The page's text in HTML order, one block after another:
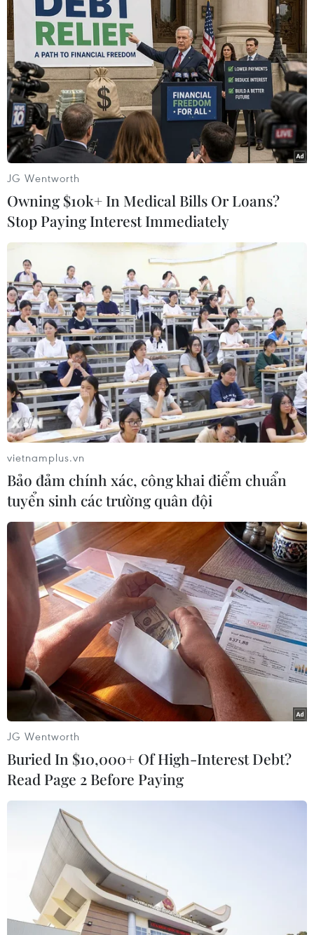
Thông tin mới về vụ nổ mỏ quặng sắt kinh
hoàng ở Trung Quốc
05/06/2018 15:24
Khu mỏ thuộc quản lý của Tập đoàn Than quốc gia của
Trung Quốc. Theo thông tin, một số nạn nhân bị mắc kẹt
đã liên lạc được với lực lượng cứu hộ bằng điện thoại.
Cứu 23 công nhân trong vụ nổ mỏ quặng
sắt kinh hoàng ở Trung Quốc
06/06/2018 08:52
Giới chức Trung Quốc ngày 6/6 thông báo 23 người
trong tổng số 25 người bị mắc kẹt trong vụ nổ hầm mỏ
quặng sắt tại thị trấn Bàn Khê, tỉnh Liêu Ninh, đã được
giải cứu.
JG Wentworth
Owning $10k+ In Medical Bills Or Loans?
Stop Paying Interest Immediately
vietnamplus.vn
Bảo đảm chính xác, công khai điểm chuẩn
tuyển sinh các trường quân đội
JG Wentworth
Buried In $10,000+ Of High-Interest Debt?
Read Page 2 Before Paying